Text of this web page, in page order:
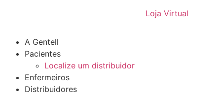
Loja Virtual
A Gentell
Pacientes
Localize um distribuidor
Enfermeiros
Distribuidores